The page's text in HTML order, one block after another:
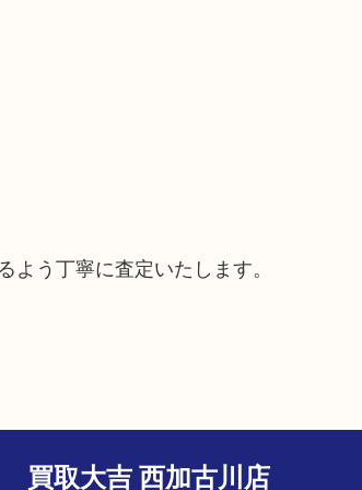
う丁寧に査定いたします。
買取大吉 西加古川店